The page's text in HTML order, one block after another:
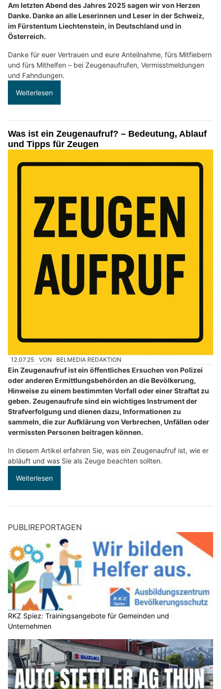
Am letzten Abend des Jahres 2025 sagen wir von Herzen
Danke. Danke an alle Leserinnen und Leser in der Schweiz,
im Fürstentum Liechtenstein, in Deutschland und in
Österreich.
Danke für euer Vertrauen und eure Anteilnahme, fürs Mitfiebern
und fürs Mithelfen – bei Zeugenaufrufen, Vermisstmeldungen
und Fahndungen.
Weiterlesen
Was ist ein Zeugenaufruf? – Bedeutung, Ablauf
und Tipps für Zeugen
12.07.25 VON BELMEDIA REDAKTION
Ein Zeugenaufruf ist ein öffentliches Ersuchen von Polizei
oder anderen Ermittlungsbehörden an die Bevölkerung,
Hinweise zu einem bestimmten Vorfall oder einer Straftat zu
geben. Zeugenaufrufe sind ein wichtiges Instrument der
Strafverfolgung und dienen dazu, Informationen zu
sammeln, die zur Aufklärung von Verbrechen, Unfällen oder
vermissten Personen beitragen können.
In diesem Artikel erfahren Sie, was ein Zeugenaufruf ist, wie er
abläuft und was Sie als Zeuge beachten sollten.
Weiterlesen
PUBLIREPORTAGEN
RKZ Spiez: Trainingsangebote für Gemeinden und
Unternehmen